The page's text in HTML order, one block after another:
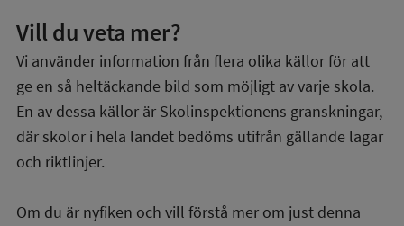
Vill du veta mer?
Vi använder information från flera olika källor för att
ge en så heltäckande bild som möjligt av varje skola.
En av dessa källor är Skolinspektionens granskningar,
där skolor i hela landet bedöms utifrån gällande lagar
och riktlinjer.
Om du är nyfiken och vill förstå mer om just denna